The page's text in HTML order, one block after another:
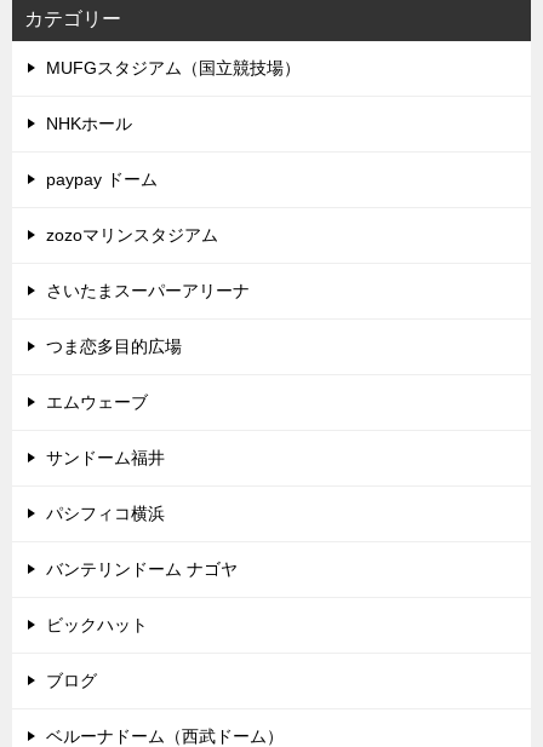
カテゴリー
MUFGスタジアム（国立競技場）
NHKホール
paypay ドーム
zozoマリンスタジアム
さいたまスーパーアリーナ
つま恋多目的広場
エムウェーブ
サンドーム福井
パシフィコ横浜
バンテリンドーム ナゴヤ
ビックハット
ブログ
ベルーナドーム（西武ドーム）